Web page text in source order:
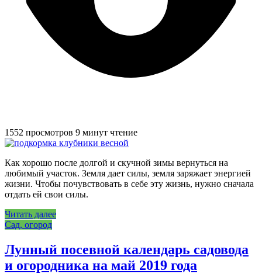
1552 просмотров 9 минут чтение
Как хорошо после долгой и скучной зимы вернуться на
любимый участок. Земля дает силы, земля заряжает энергией
жизни. Чтобы почувствовать в себе эту жизнь, нужно сначала
отдать ей свои силы.
Читать далее
Сад, огород
Лунный посевной календарь садовода
и огородника на май 2019 года